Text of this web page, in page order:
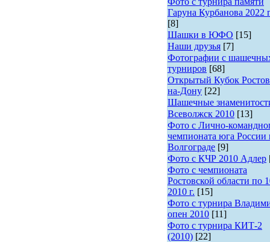
Гаруна Курбанова 2022
[8]
Шашки в ЮФО [15]
Наши друзья [7]
Фотографии с
турниров [68]
Открытый Кубок
на-Дону [22]
Шашечные
Всеволжск 2010 [13]
Фото с Лично-
чемпионата юга России
Волгограде [9]
Фото с КЧР 2010 Адлер
Фото с чемпионата
Ростовской области по
2010 г. [15]
Фото с турнира
опен 2010 [11]
Фото с турнира КИТ-2
(2010) [22]